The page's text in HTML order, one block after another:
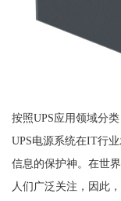
按照UPS应用领域分
UPS电源系统在IT行
信息的保护神。在世
人们广泛关注，因此